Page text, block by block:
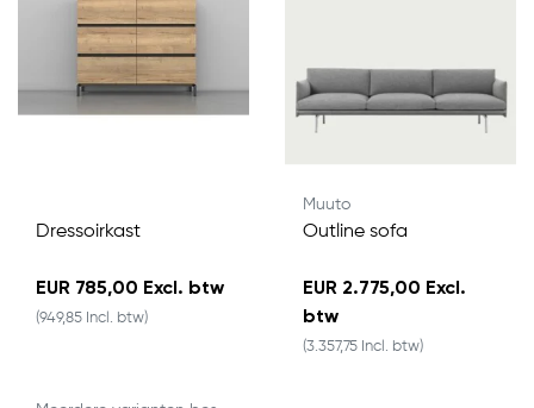
Dressoirkast
EUR 785,00 Excl. btw
(949,85 Incl. btw)
Muuto
Outline sofa
EUR 2.775,00 Excl.
btw
(3.357,75 Incl. btw)